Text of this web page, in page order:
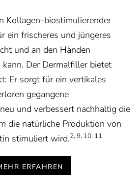
Kollagen-biostimulierender
ein frischeres und jüngeres
und an den Händen
Der Dermalfiller bietet
Er sorgt für ein vertikales
gegangene
und verbessert nachhaltig die
die natürliche Produktion von
stimuliert wird.2, 9, 10, 11
ERFAHREN